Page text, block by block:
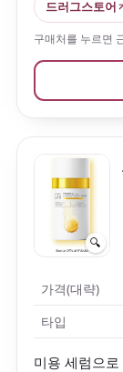
하고 편안하게
1회분 분포와
드러그스토어
구매처를 누르면
🔍
가격(대략)
타입
미용 세럼으